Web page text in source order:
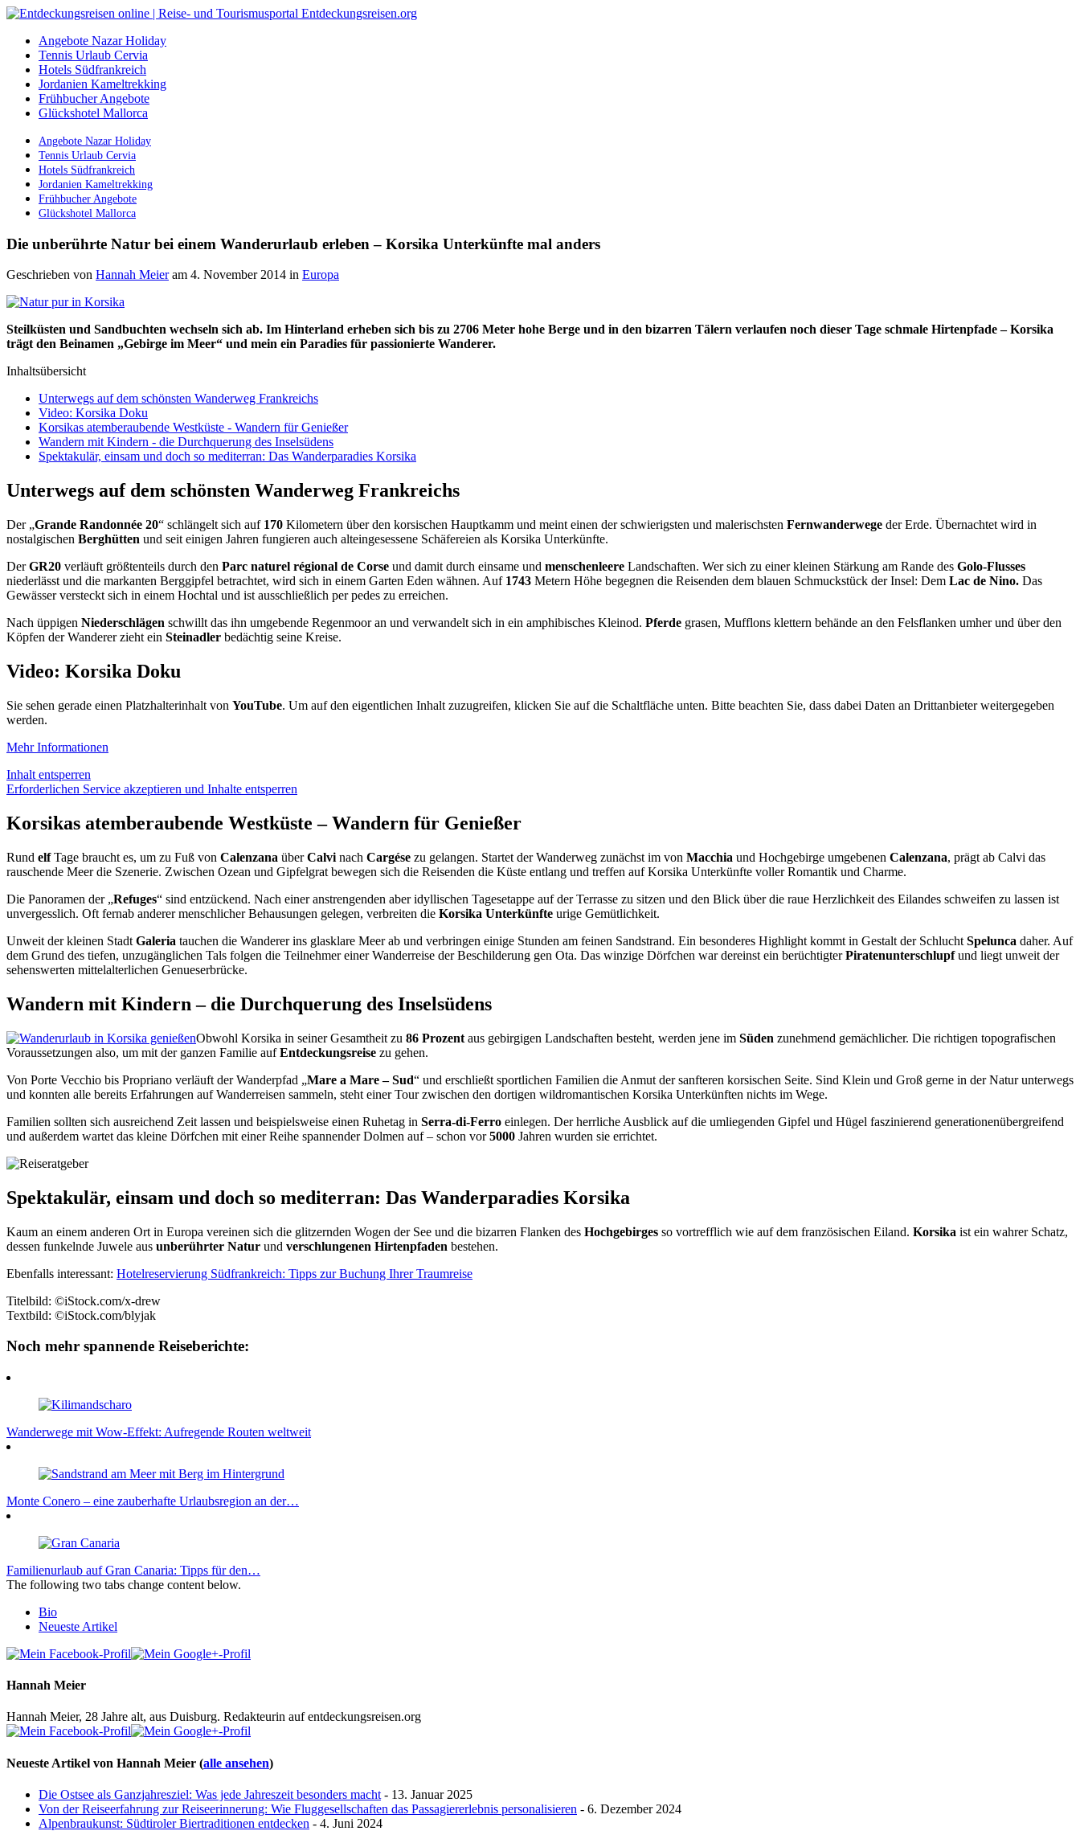
Angebote Nazar Holiday
Tennis Urlaub Cervia
Hotels Südfrankreich
Jordanien Kameltrekking
Frühbucher Angebote
Glückshotel Mallorca
Angebote Nazar Holiday
Tennis Urlaub Cervia
Hotels Südfrankreich
Jordanien Kameltrekking
Frühbucher Angebote
Glückshotel Mallorca
Die unberührte Natur bei einem Wanderurlaub erleben – Korsika Unterkünfte mal anders
Geschrieben von Hannah Meier am 4. November 2014 in Europa
Steilküsten und Sandbuchten wechseln sich ab. Im Hinterland erheben sich bis zu 2706 Meter hohe Berge und in den bizarren Tälern verlaufen noch dieser Tage schmale Hirtenpfade – Korsika
trägt den Beinamen „Gebirge im Meer“ und mein ein Paradies für passionierte Wanderer.
Inhaltsübersicht
Unterwegs auf dem schönsten Wanderweg Frankreichs
Video: Korsika Doku
Korsikas atemberaubende Westküste - Wandern für Genießer
Wandern mit Kindern - die Durchquerung des Inselsüdens
Spektakulär, einsam und doch so mediterran: Das Wanderparadies Korsika
Unterwegs auf dem schönsten Wanderweg Frankreichs
Der „Grande Randonnée 20“ schlängelt sich auf 170 Kilometern über den korsischen Hauptkamm und meint einen der schwierigsten und malerischsten Fernwanderwege der Erde. Übernachtet wird in
nostalgischen Berghütten und seit einigen Jahren fungieren auch alteingesessene Schäfereien als Korsika Unterkünfte.
DerGR20 verläuft größtenteils durch den Parc naturel régional de Corse und damit durch einsame und menschenleere Landschaften. Wer sich zu einer kleinen Stärkung am Rande des Golo-Flusses
niederlässt und die markanten Berggipfel betrachtet, wird sich in einem Garten Eden wähnen. Auf 1743 Metern Höhe begegnen die Reisenden dem blauen Schmuckstück der Insel: Dem Lac de Nino. Das
Gewässer versteckt sich in einem Hochtal und ist ausschließlich per pedes zu erreichen.
Nach üppigen Niederschlägen schwillt das ihn umgebende Regenmoor an und verwandelt sich in ein amphibisches Kleinod. Pferde grasen, Mufflons klettern behände an den Felsflanken umher und über den
Köpfen der Wanderer zieht ein Steinadler bedächtig seine Kreise.
Video: Korsika Doku
Sie sehen gerade einen Platzhalterinhalt von YouTube. Um auf den eigentlichen Inhalt zuzugreifen, klicken Sie auf die Schaltfläche unten. Bitte beachten Sie, dass dabei Daten an Drittanbieter weitergegeben
werden.
Mehr Informationen
Inhalt entsperren
Erforderlichen Service akzeptieren und Inhalte entsperren
Korsikas atemberaubende Westküste – Wandern für Genießer
Rund elfTage braucht es, um zu Fuß von Calenzana überCalvi nach Cargése zu gelangen. Startet der Wanderweg zunächst im von Macchia und Hochgebirge umgebenen Calenzana, prägt ab Calvi das
rauschende Meer die Szenerie. Zwischen Ozean und Gipfelgrat bewegen sich die Reisenden die Küste entlang und treffen auf Korsika Unterkünfte voller Romantik und Charme.
Die Panoramen der „Refuges“ sind entzückend. Nach einer anstrengenden aber idyllischen Tagesetappe auf der Terrasse zu sitzen und den Blick über die raue Herzlichkeit des Eilandes schweifen zu lassen ist
unvergesslich. Oft fernab anderer menschlicher Behausungen gelegen, verbreiten die Korsika Unterkünfte urige Gemütlichkeit.
Unweit der kleinen Stadt Galeria tauchen die Wanderer ins glasklare Meer ab und verbringen einige Stunden am feinen Sandstrand. Ein besonderes Highlight kommt in Gestalt der Schlucht Spelunca daher. Auf
dem Grund des tiefen, unzugänglichen Tals folgen die Teilnehmer einer Wanderreise der Beschilderung gen Ota. Das winzige Dörfchen war dereinst ein berüchtigterPiratenunterschlupfund liegt unweit der
sehenswerten mittelalterlichen Genueserbrücke.
Wandern mit Kindern – die Durchquerung des Inselsüdens
Obwohl Korsika in seiner Gesamtheit zu 86 Prozent aus gebirgigen Landschaften besteht, werden jene im Süden zunehmend gemächlicher. Die richtigen topografischen
Voraussetzungen also, um mit der ganzen Familie aufEntdeckungsreise zu gehen.
Von Porte Vecchio bis Propriano verläuft der Wanderpfad „Mare a Mare – Sud“ und erschließt sportlichen Familien die Anmut der sanfteren korsischen Seite. Sind Klein und Groß gerne in der Natur unterwegs
und konnten alle bereits Erfahrungen auf Wanderreisen sammeln, steht einer Tour zwischen den dortigen wildromantischen Korsika Unterkünften nichts im Wege.
Familien sollten sich ausreichend Zeit lassen und beispielsweise einen Ruhetag in Serra-di-Ferro einlegen. Der herrliche Ausblick auf die umliegenden Gipfel und Hügel faszinierend generationenübergreifend
und außerdem wartet das kleine Dörfchen mit einer Reihe spannender Dolmen auf – schon vor5000 Jahren wurden sie errichtet.
Spektakulär, einsam und doch so mediterran: Das Wanderparadies Korsika
Kaum an einem anderen Ort in Europa vereinen sich die glitzernden Wogen der See und die bizarren Flanken des Hochgebirges so vortrefflich wie auf dem französischen Eiland. Korsika ist ein wahrer Schatz,
dessen funkelnde Juwele aus unberührter Natur und verschlungenen Hirtenpfaden bestehen.
Ebenfalls interessant: Hotelreservierung Südfrankreich: Tipps zur Buchung Ihrer Traumreise
Titelbild: ©iStock.com/x-drew
Textbild: ©iStock.com/blyjak
Noch mehr spannende Reiseberichte:
Wanderwege mit Wow-Effekt: Aufregende Routen weltweit
Monte Conero – eine zauberhafte Urlaubsregion an der…
Familienurlaub auf Gran Canaria: Tipps für den…
The following two tabs change content below.
Bio
Neueste Artikel
Hannah Meier
Hannah Meier, 28 Jahre alt, aus Duisburg. Redakteurin auf entdeckungsreisen.org
Neueste Artikel von Hannah Meier (alle ansehen)
Die Ostsee als Ganzjahresziel: Was jede Jahreszeit besonders macht - 13. Januar 2025
Von der Reiseerfahrung zur Reiseerinnerung: Wie Fluggesellschaften das Passagiererlebnis personalisieren - 6. Dezember 2024
Alpenbraukunst: Südtiroler Biertraditionen entdecken - 4. Juni 2024